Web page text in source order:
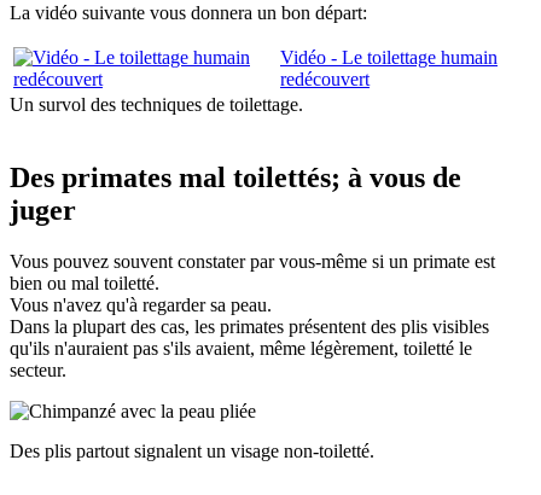
La vidéo suivante vous donnera un bon départ:
Vidéo - Le toilettage humain
redécouvert
Un survol des techniques de toilettage.
Des primates mal toilettés; à vous de
juger
Vous pouvez souvent constater par vous-même si un primate est
bien ou mal toiletté.
Vous n'avez qu'à regarder sa peau.
Dans la plupart des cas, les primates présentent des plis visibles
qu'ils n'auraient pas s'ils avaient, même légèrement, toiletté le
secteur.
Des plis partout signalent un visage non-toiletté.